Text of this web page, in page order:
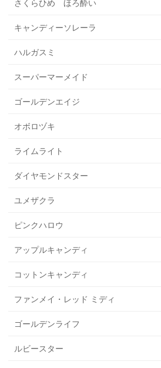
さくらひめ ほろ酔い
キャンディーソレーラ
ハルガスミ
スーパーマーメイド
ゴールデンエイジ
オボロヅキ
ライムライト
ダイヤモンドスター
ユメザクラ
ピンクハロウ
アップルキャンディ
コットンキャンディ
ファンメイ・レッド ミディ
ゴールデンライフ
ルビースター